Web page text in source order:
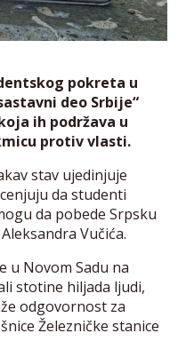
pokreta u
deo Srbije“
ih podržava u
protiv vlasti.
stav ujedinjuje
da studenti
da pobede Srpsku
Vučića.
u Novom Sadu na
stotine hiljada ljudi,
odgovornost za
Železničke stanice